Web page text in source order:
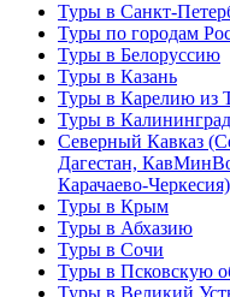
Туры в Санкт-
Туры по городам
Туры в Белоруссию
Туры в Казань
Туры в Карелию из
Туры в Калининград
Северный Кавказ
Дагестан,
Карачаево-Черкесия)
Туры в Крым
Туры в Абхазию
Туры в Сочи
Туры в Псковскую
Туры в Великий